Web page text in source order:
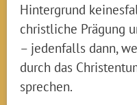
Hintergrund
christliche Prägung
– jedenfalls dann,
durch das
sprechen.